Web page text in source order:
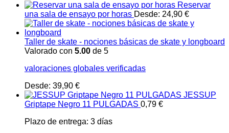
Reservar
una sala de ensayo por horas Desde: 24,90 €
Taller de skate - nociones básicas de skate y longboard
Valorado con 5.00 de 5
valoraciones globales verificadas
Desde: 39,90 €
JESSUP
Griptape Negro 11 PULGADAS 0,79 €
Plazo de entrega: 3 días